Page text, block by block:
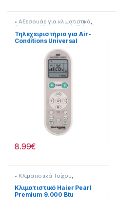
• Αξεσουάρ για κλιματιστικά,
SuperIor Κλιματιστικά Τηλεχ/
στήρια για A/C
Τηλεχειριστήριο για Air-
Conditions Universal
8.99€
• Κλιματιστικά Τοίχου
Κλιματιστικά Με Εγκατάσταση
Κλιματιστικό Haier Pearl
Premium 9.000 Btu